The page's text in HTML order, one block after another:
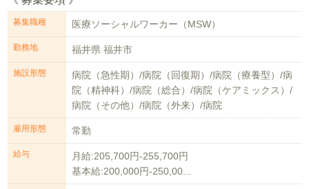
募集職種 医療ソーシャルワーカー（MSW）
勤務地 福井県 福井市
施設形態
病院（急性期）/病院（回復期）/病院（療養型）/病
院（精神科）/病院（総合）/病院（ケアミックス）/
病院（その他）/病院（外来）/病院
雇用形態 常勤
給与
月給:205,700円-255,700円
基本給:200,000円-250,00...